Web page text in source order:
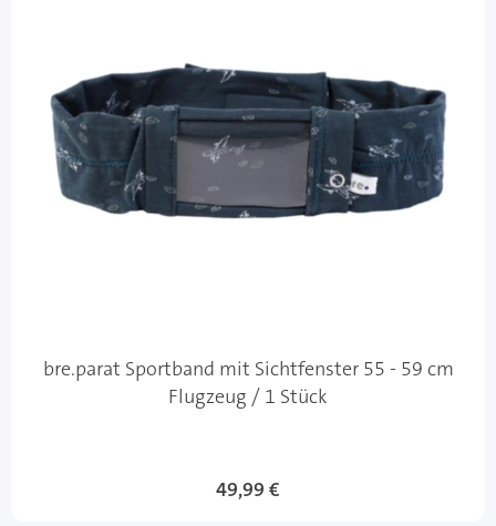
bre.parat Sportband mit Sichtfenster 55 - 59 cm
Flugzeug / 1 Stück
49,99 €